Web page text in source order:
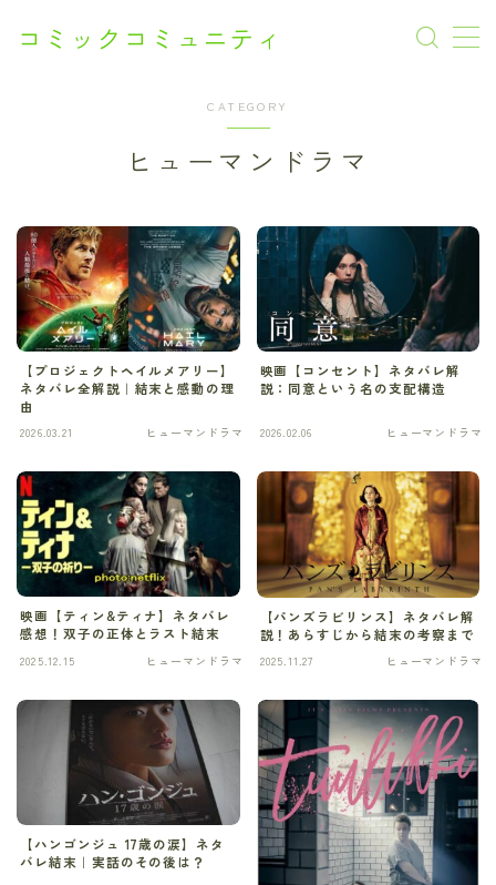
コミックコミュニティ
Netflix
SF
SF
アクション
アニメ
オフィスラブ
ギャグ・コメディ
ゲーム
サスパンス
サスペンス
サスペンス・ミステリ
CATEGORY
ヒューマンドラマ
【プロジェクトヘイルメアリー】
ネタバレ全解説｜結末と感動の理
由
2026.03.21 ヒューマンドラマ
映画【コンセント】ネタバレ解
説：同意という名の支配構造
2026.02.06 ヒューマンドラマ
映画【ティン&ティナ】ネタバレ
感想！双子の正体とラスト結末
2025.12.15 ヒューマンドラマ
【パンズラビリンス】ネタバレ解
説！あらすじから結末の考察まで
2025.11.27 ヒューマンドラマ
【ハンゴンジュ 17歳の涙】ネタ
バレ結末｜実話のその後は？